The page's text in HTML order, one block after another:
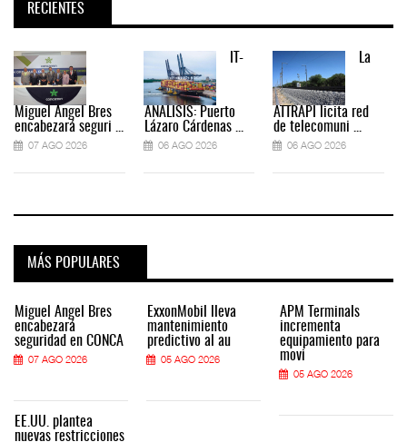
RECIENTES
Miguel Ángel Bres
encabezará seguri ...
07 AGO 2026
IT-
ANÁLISIS: Puerto
Lázaro Cárdenas ...
06 AGO 2026
La
ATTRAPI licita red
de telecomuni ...
06 AGO 2026
MÁS POPULARES
Miguel Ángel Bres
encabezará
seguridad en CONCA
07 AGO 2026
EE.UU. plantea
nuevas restricciones
ExxonMobil lleva
mantenimiento
predictivo al au
05 AGO 2026
APM Terminals
incrementa
equipamiento para
movi
05 AGO 2026